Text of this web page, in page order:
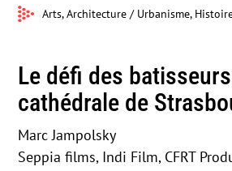
Arts, Architecture / Urbanisme,
Le défi des
cathédrale de
Marc Jampolsky
Seppia films, Indi Film, CFRT